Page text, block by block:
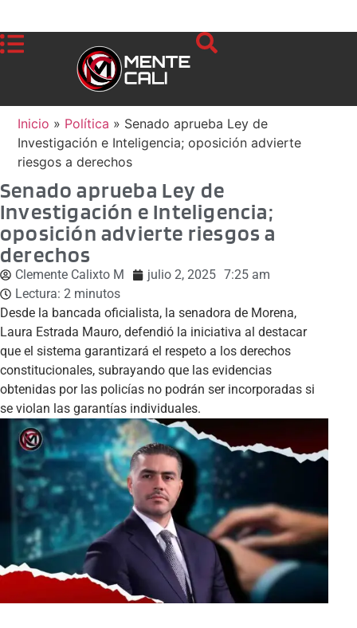
Inicio » Política » Senado aprueba Ley de
Investigación e Inteligencia; oposición advierte
riesgos a derechos
Senado aprueba Ley de
Investigación e Inteligencia;
oposición advierte riesgos a
derechos
Clemente Calixto M julio 2, 2025 7:25 am
Lectura: 2 minutos
Desde la bancada oficialista, la senadora de Morena,
Laura Estrada Mauro, defendió la iniciativa al destacar
que el sistema garantizará el respeto a los derechos
constitucionales, subrayando que las evidencias
obtenidas por las policías no podrán ser incorporadas si
se violan las garantías individuales.